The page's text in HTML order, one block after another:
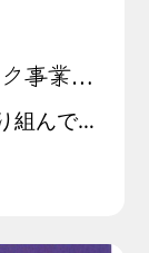
生ごみリサイクルマッシバック事業へのご協力について
益子町では、令和元年度より取り組んでいる「生ごみリサイクルマッシバック事業」について、更なる事業推進を図るため、店舗等に「生ごみリサイクルマッシバック申請書」の設置について協力をお願いしています。 ご協力いただける場合は […]